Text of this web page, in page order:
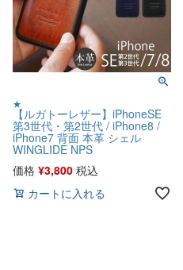
★
【ルガトーレザー】iPhoneSE
第3世代・第2世代 / iPhone8 /
iPhone7 背面 本革 シェル
WINGLIDE NPS
価格 ¥3,800 税込
カートに入れる